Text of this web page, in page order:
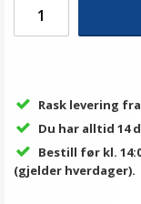
Rask levering
Du har alltid 14
Bestill før kl.
(gjelder hverdager).